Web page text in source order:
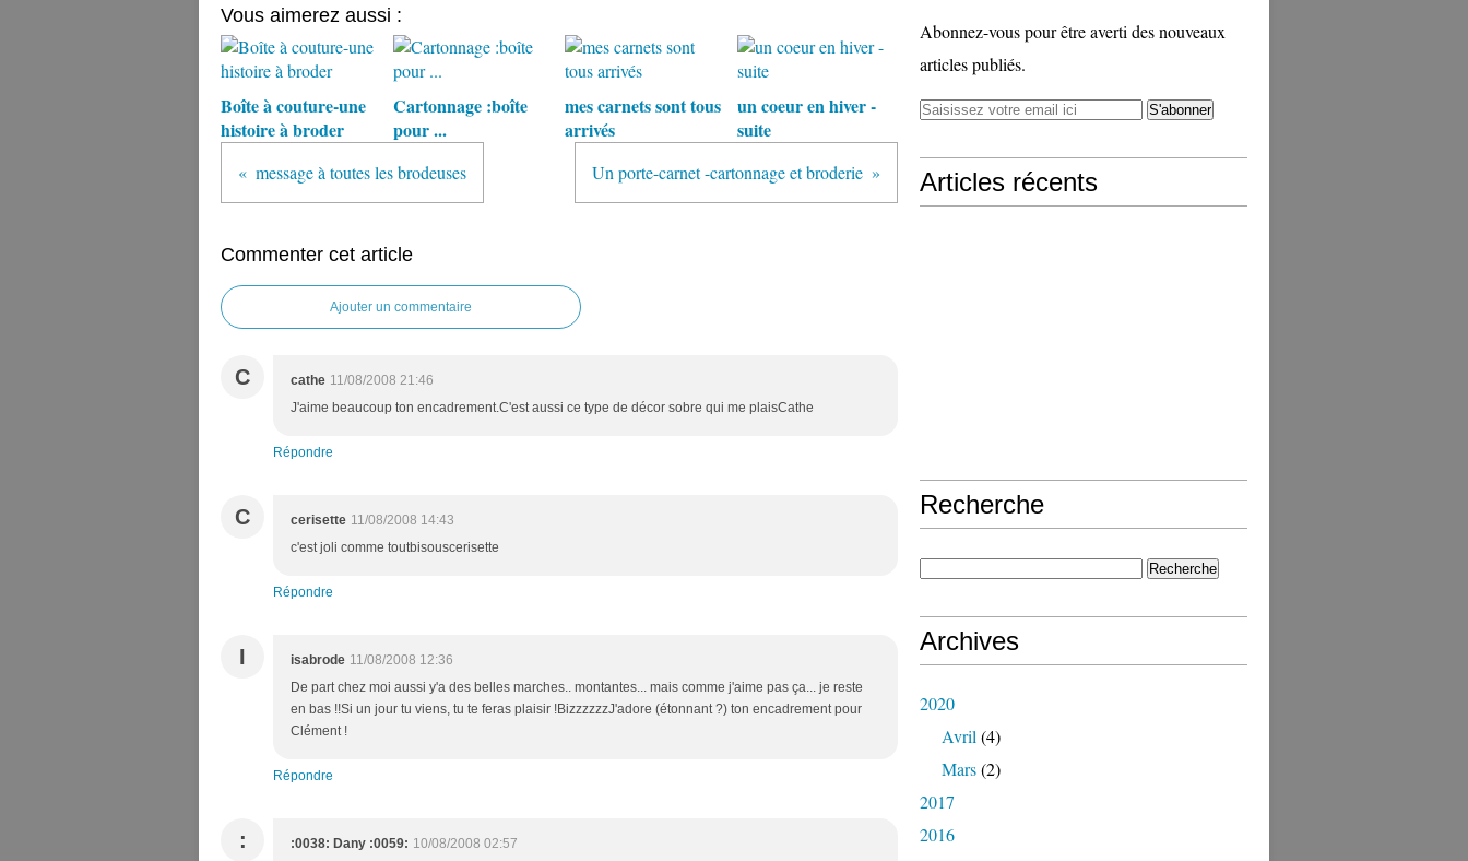
Vous aimerez aussi :
Boîte à couture-une
histoire à broder
Cartonnage :boîte
pour ...
mes carnets sont tous
arrivés
un coeur en hiver -
suite
message à toutes les brodeuses Un porte-carnet -cartonnage et broderie
Commenter cet article
Ajouter un commentaire
C cathe 11/08/2008 21:46
J'aime beaucoup ton encadrement.C'est aussi ce type de décor sobre qui me plaisCathe
Répondre
C cerisette 11/08/2008 14:43
c'est joli comme toutbisouscerisette
Répondre
I isabrode 11/08/2008 12:36
De part chez moi aussi y'a des belles marches.. montantes... mais comme j'aime pas ça... je reste
en bas !!Si un jour tu viens, tu te feras plaisir !BizzzzzzJ'adore (étonnant ?) ton encadrement pour
Clément !
Répondre
: :0038: Dany :0059: 10/08/2008 02:57
Abonnez-vous pour être averti des nouveaux
articles publiés.
Articles récents
Recherche
Archives
2020
Avril (4)
Mars(2)
2017
2016